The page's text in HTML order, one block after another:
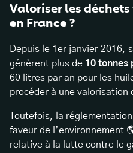
Valoriser les
en France ?
Depuis le 1er janvier 2016,
génèrent plus de 10 tonnes
60 litres par an pour les
procéder à une valorisation
Toutefois, la
faveur de l’environnement
relative à la lutte contre le